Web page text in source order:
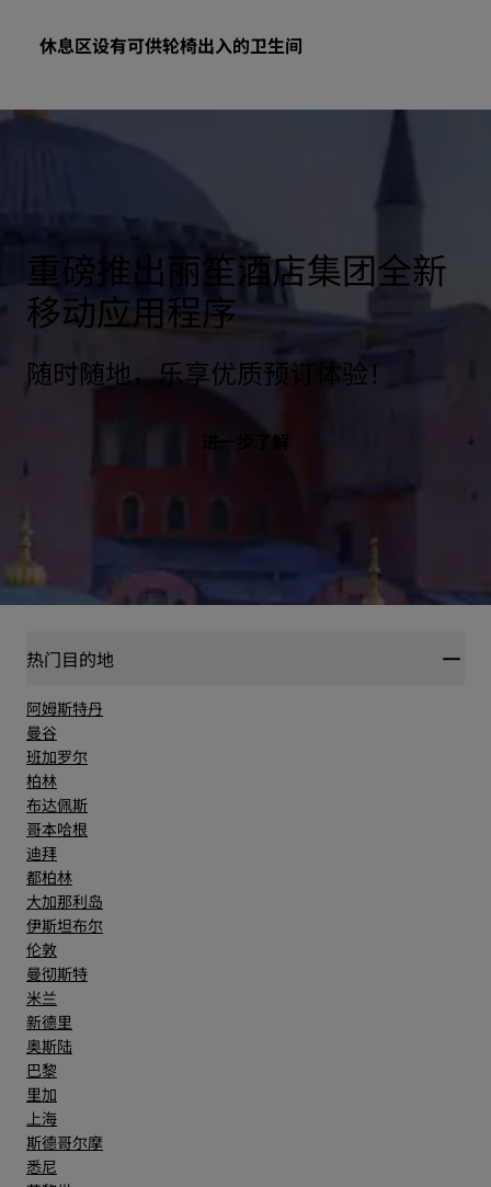
休息区设有可供轮椅出入的卫生间
重磅推出丽笙酒店集团全新
移动应用程序
随时随地，乐享优质预订体验！
进一步了解
热门目的地
阿姆斯特丹
曼谷
班加罗尔
柏林
布达佩斯
哥本哈根
迪拜
都柏林
大加那利岛
伊斯坦布尔
伦敦
曼彻斯特
米兰
新德里
奥斯陆
巴黎
里加
上海
斯德哥尔摩
悉尼